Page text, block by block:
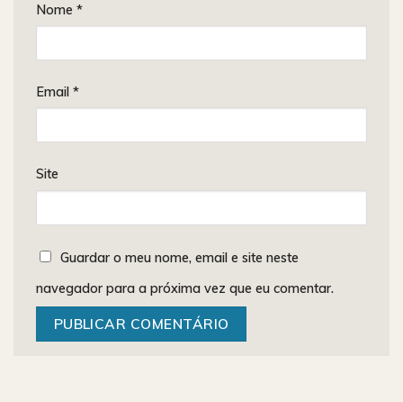
Nome *
Email *
Site
Guardar o meu nome, email e site neste
navegador para a próxima vez que eu comentar.